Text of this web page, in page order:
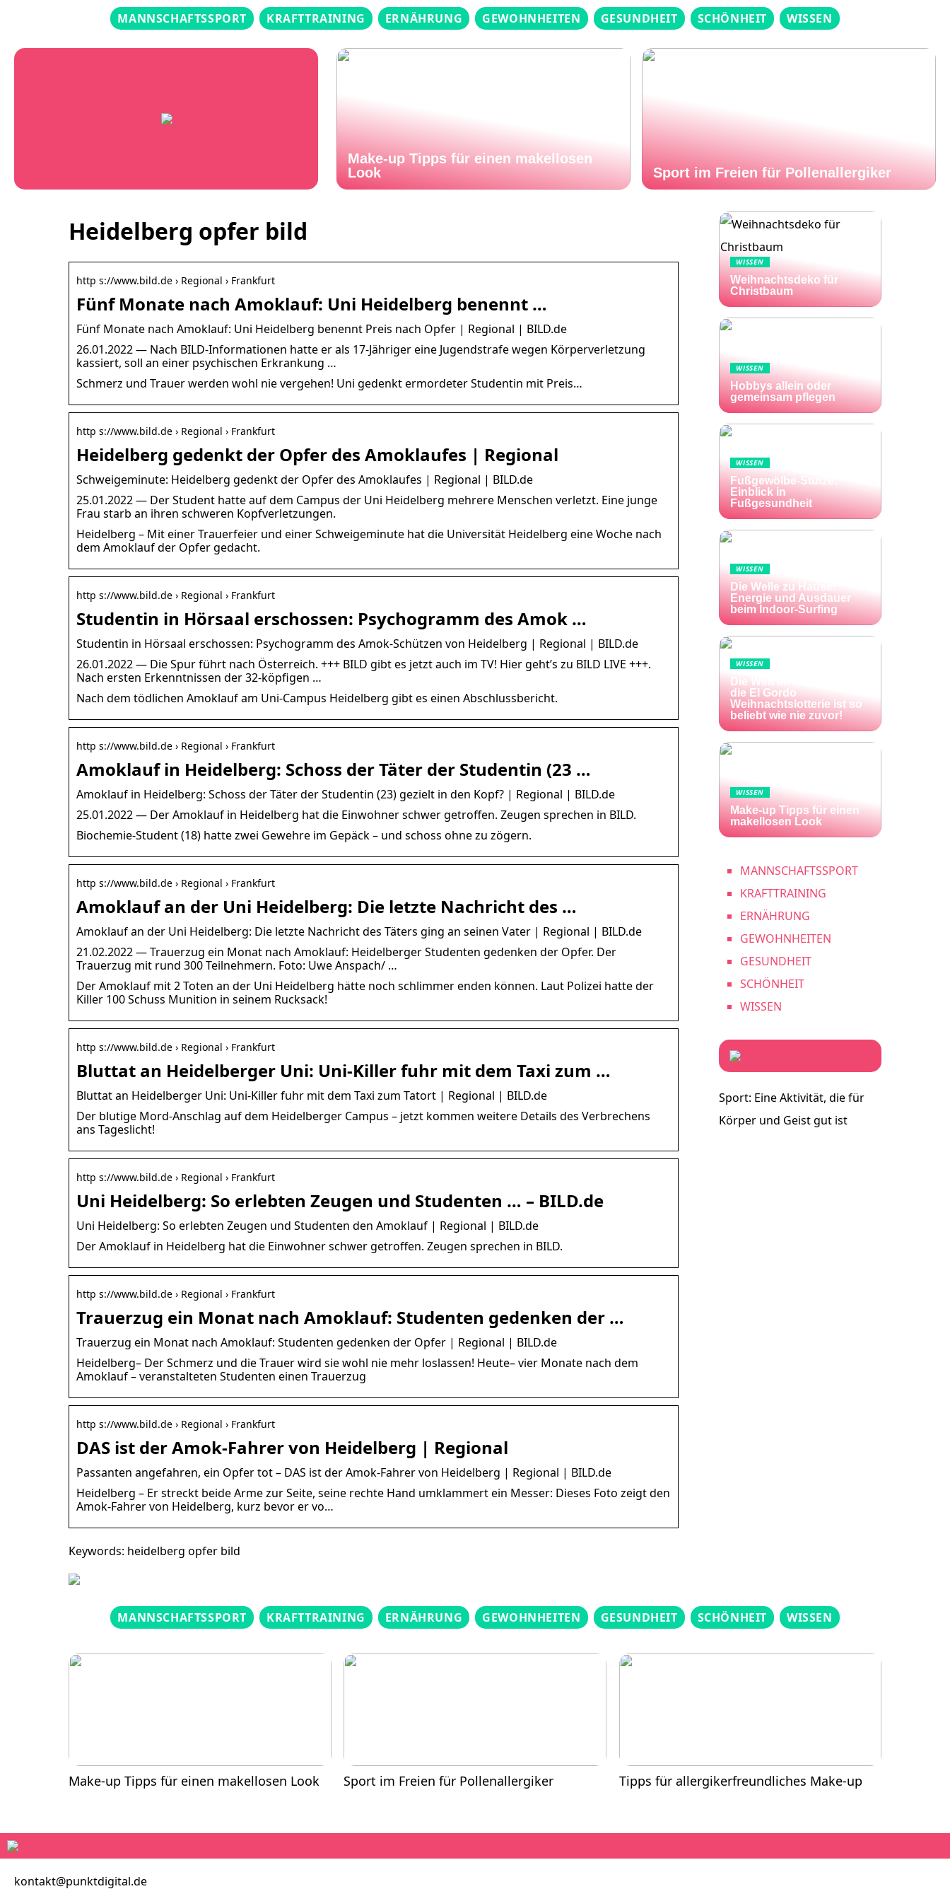
MANNSCHAFTSSPORT KRAFTTRAINING ERNÄHRUNG GEWOHNHEITEN GESUNDHEIT SCHÖNHEIT WISSEN
Make-up Tipps für einen makellosen
Look
Sport im Freien für Pollenallergiker
Heidelberg opfer bild
http s://www.bild.de › Regional › Frankfurt
Fünf Monate nach Amoklauf: Uni Heidelberg benennt …
Fünf Monate nach Amoklauf: Uni Heidelberg benennt Preis nach Opfer | Regional | BILD.de
26.01.2022 — Nach BILD-Informationen hatte er als 17-Jähriger eine Jugendstrafe wegen Körperverletzung
kassiert, soll an einer psychischen Erkrankung …
Schmerz und Trauer werden wohl nie vergehen! Uni gedenkt ermordeter Studentin mit Preis…
http s://www.bild.de › Regional › Frankfurt
Heidelberg gedenkt der Opfer des Amoklaufes | Regional
Schweigeminute: Heidelberg gedenkt der Opfer des Amoklaufes | Regional | BILD.de
25.01.2022 — Der Student hatte auf dem Campus der Uni Heidelberg mehrere Menschen verletzt. Eine junge
Frau starb an ihren schweren Kopfverletzungen.
Heidelberg – Mit einer Trauerfeier und einer Schweigeminute hat die Universität Heidelberg eine Woche nach
dem Amoklauf der Opfer gedacht.
http s://www.bild.de › Regional › Frankfurt
Studentin in Hörsaal erschossen: Psychogramm des Amok …
Studentin in Hörsaal erschossen: Psychogramm des Amok-Schützen von Heidelberg | Regional | BILD.de
26.01.2022 — Die Spur führt nach Österreich. +++ BILD gibt es jetzt auch im TV! Hier geht’s zu BILD LIVE +++.
Nach ersten Erkenntnissen der 32-köpfigen …
Nach dem tödlichen Amoklauf am Uni-Campus Heidelberg gibt es einen Abschlussbericht.
http s://www.bild.de › Regional › Frankfurt
Amoklauf in Heidelberg: Schoss der Täter der Studentin (23 …
Amoklauf in Heidelberg: Schoss der Täter der Studentin (23) gezielt in den Kopf? | Regional | BILD.de
25.01.2022 — Der Amoklauf in Heidelberg hat die Einwohner schwer getroffen. Zeugen sprechen in BILD.
Biochemie-Student (18) hatte zwei Gewehre im Gepäck – und schoss ohne zu zögern.
http s://www.bild.de › Regional › Frankfurt
Amoklauf an der Uni Heidelberg: Die letzte Nachricht des …
Amoklauf an der Uni Heidelberg: Die letzte Nachricht des Täters ging an seinen Vater | Regional | BILD.de
21.02.2022 — Trauerzug ein Monat nach Amoklauf: Heidelberger Studenten gedenken der Opfer. Der
Trauerzug mit rund 300 Teilnehmern. Foto: Uwe Anspach/ …
Der Amoklauf mit 2 Toten an der Uni Heidelberg hätte noch schlimmer enden können. Laut Polizei hatte der
Killer 100 Schuss Munition in seinem Rucksack!
http s://www.bild.de › Regional › Frankfurt
Bluttat an Heidelberger Uni: Uni-Killer fuhr mit dem Taxi zum …
Bluttat an Heidelberger Uni: Uni-Killer fuhr mit dem Taxi zum Tatort | Regional | BILD.de
Der blutige Mord-Anschlag auf dem Heidelberger Campus – jetzt kommen weitere Details des Verbrechens
ans Tageslicht!
http s://www.bild.de › Regional › Frankfurt
Uni Heidelberg: So erlebten Zeugen und Studenten … – BILD.de
Uni Heidelberg: So erlebten Zeugen und Studenten den Amoklauf | Regional | BILD.de
Der Amoklauf in Heidelberg hat die Einwohner schwer getroffen. Zeugen sprechen in BILD.
http s://www.bild.de › Regional › Frankfurt
Trauerzug ein Monat nach Amoklauf: Studenten gedenken der …
Trauerzug ein Monat nach Amoklauf: Studenten gedenken der Opfer | Regional | BILD.de
Heidelberg– Der Schmerz und die Trauer wird sie wohl nie mehr loslassen! Heute– vier Monate nach dem
Amoklauf – veranstalteten Studenten einen Trauerzug
http s://www.bild.de › Regional › Frankfurt
DAS ist der Amok-Fahrer von Heidelberg | Regional
Passanten angefahren, ein Opfer tot – DAS ist der Amok-Fahrer von Heidelberg | Regional | BILD.de
Heidelberg – Er streckt beide Arme zur Seite, seine rechte Hand umklammert ein Messer: Dieses Foto zeigt den
Amok-Fahrer von Heidelberg, kurz bevor er vo…
Keywords: heidelberg opfer bild
WISSEN
Weihnachtsdeko für
Christbaum
WISSEN
Hobbys allein oder
gemeinsam pflegen
WISSEN
Fußgewölbe-Stütze:
Einblick in
Fußgesundheit
WISSEN
Die Welle zu Hause:
Energie und Ausdauer
beim Indoor-Surfing
WISSEN
Die Welt im Lotto-Fieber –
die El Gordo
Weihnachtslotterie ist so
beliebt wie nie zuvor!
WISSEN
Make-up Tipps für einen
makellosen Look
MANNSCHAFTSSPORT
KRAFTTRAINING
ERNÄHRUNG
GEWOHNHEITEN
GESUNDHEIT
SCHÖNHEIT
WISSEN
Sport: Eine Aktivität, die für
Körper und Geist gut ist
MANNSCHAFTSSPORT KRAFTTRAINING ERNÄHRUNG GEWOHNHEITEN GESUNDHEIT SCHÖNHEIT WISSEN
Make-up Tipps für einen makellosen Look Sport im Freien für Pollenallergiker Tipps für allergikerfreundliches Make-up
kontakt@punktdigital.de